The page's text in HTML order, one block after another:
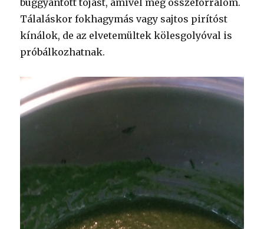
Tálaláskor fokhagymás vagy sajtos pirítóst
kínálok, de az elvetemültek kölesgolyóval is
próbálkozhatnak.